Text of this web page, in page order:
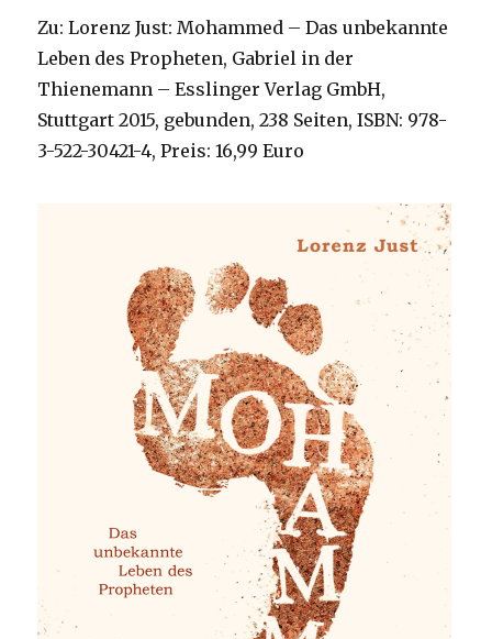
Zu: Lorenz Just: Mohammed – Das unbekannte
Leben des Propheten, Gabriel in der
Thienemann – Esslinger Verlag GmbH,
Stuttgart 2015, gebunden, 238 Seiten, ISBN: 978-
3-522-30421-4, Preis: 16,99 Euro